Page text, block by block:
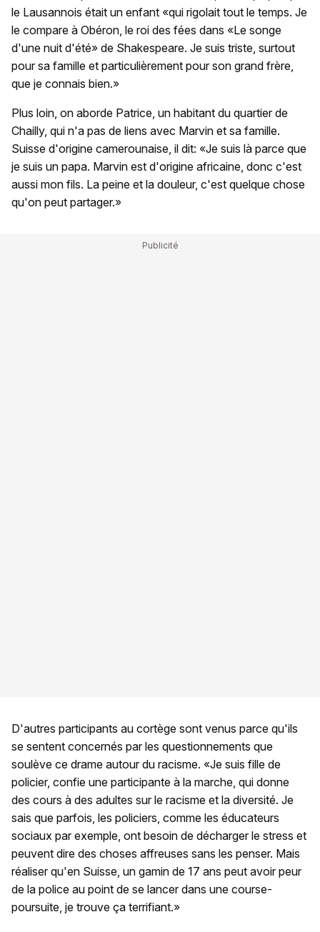
le Lausannois était un enfant «qui rigolait tout le temps. Je
le compare à Obéron, le roi des fées dans «Le songe
d'une nuit d'été» de Shakespeare. Je suis triste, surtout
pour sa famille et particulièrement pour son grand frère,
que je connais bien.»
Plus loin, on aborde Patrice, un habitant du quartier de
Chailly, qui n'a pas de liens avec Marvin et sa famille.
Suisse d'origine camerounaise, il dit: «Je suis là parce que
je suis un papa. Marvin est d'origine africaine, donc c'est
aussi mon fils. La peine et la douleur, c'est quelque chose
qu'on peut partager.»
D'autres participants au cortège sont venus parce qu'ils
se sentent concernés par les questionnements que
soulève ce drame autour du racisme. «Je suis fille de
policier, confie une participante à la marche, qui donne
des cours à des adultes sur le racisme et la diversité. Je
sais que parfois, les policiers, comme les éducateurs
sociaux par exemple, ont besoin de décharger le stress et
peuvent dire des choses affreuses sans les penser. Mais
réaliser qu'en Suisse, un gamin de 17 ans peut avoir peur
de la police au point de se lancer dans une course-
poursuite, je trouve ça terrifiant.»